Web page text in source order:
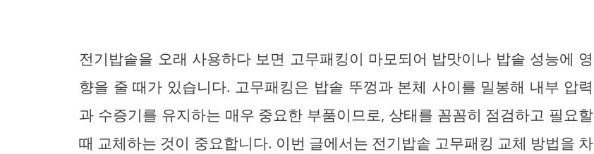
전기밥솥을 오래 사용하다 보면 고무패킹이 마모되어 밥맛이나 밥솥 성능에 영
향을 줄 때가 있습니다. 고무패킹은 밥솥 뚜껑과 본체 사이를 밀봉해 내부 압력
과 수증기를 유지하는 매우 중요한 부품이므로, 상태를 꼼꼼히 점검하고 필요할
때 교체하는 것이 중요합니다. 이번 글에서는 전기밥솥 고무패킹 교체 방법을 차